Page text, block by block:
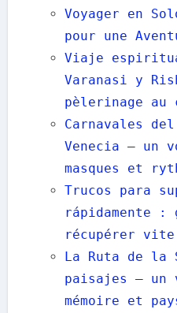
Voyager en
pour une
Viaje
Varanasi y
pèlerinage au
Carnavales
Venecia — un
masques et
Trucos para
rápidamente :
récupérer
La Ruta de la
paisajes — un
mémoire et